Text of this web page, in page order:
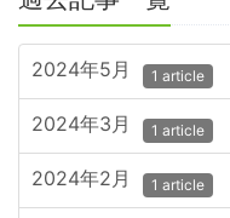
2024年5月 1 article
2024年3月 1 article
2024年2月 1 article